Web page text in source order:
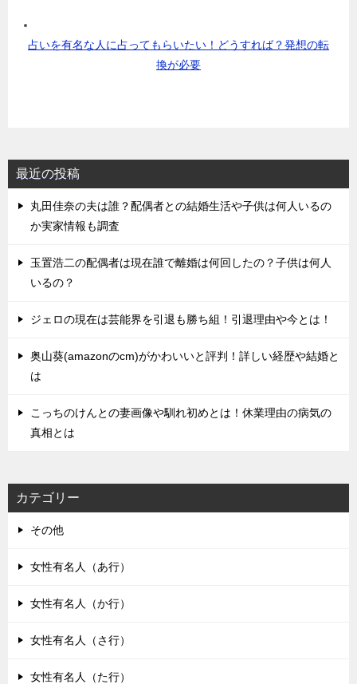
占いを有名な人に占ってもらいたい！どうすれば？発想の転
換が必要
最近の投稿
丸田佳奈の夫は誰？配偶者との結婚生活や子供は何人いるの
か実家情報も調査
玉置浩二の配偶者は現在誰で離婚は何回したの？子供は何人
いるの？
ジェロの現在は芸能界を引退も勝ち組！引退理由や今とは！
奥山葵(amazonのcm)がかわいいと評判！詳しい経歴や結婚と
は
こっちのけんとの妻画像や馴れ初めとは！休業理由の病気の
真相とは
カテゴリー
その他
女性有名人（あ行）
女性有名人（か行）
女性有名人（さ行）
女性有名人（た行）